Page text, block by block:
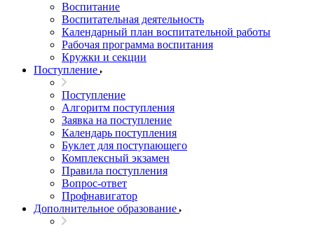
Воспитание
Воспитательная деятельность
Календарный план воспитательной работы
Рабочая программа воспитания
Кружки и секции
Поступление
Поступление
Алгоритм поступления
Заявка на поступление
Календарь поступления
Буклет для поступающего
Комплексный экзамен
Правила поступления
Вопрос-ответ
Профнавигатор
Дополнительное образование